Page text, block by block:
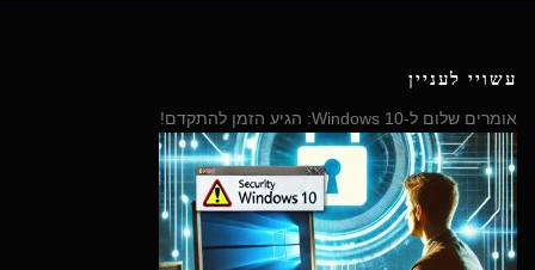
עשויי לעניין
אומרים שלום ל-Windows 10: הגיע הזמן להתקדם!